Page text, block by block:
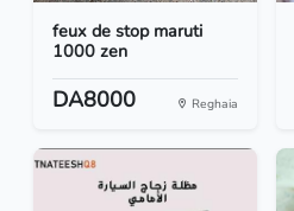
feux de stop maruti
1000 zen
DA8000 Reghaia